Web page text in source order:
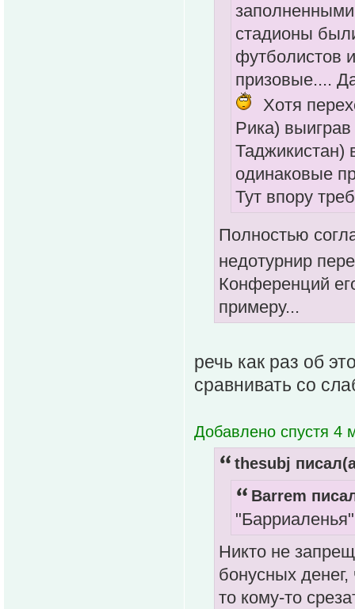
стадионы
футболистов
призовые....
Хотя
Рика)
Таджикистан)
одинаковые
Тут впору
Полностью
недотурнир
Конференций
примеру...
речь как раз об
сравнивать со
Добавлено спустя 4
thesubj
Barrem
Никто не
бонусных
то кому-то